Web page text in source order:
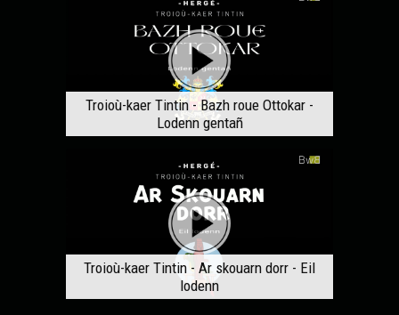
Troioù-kaer Tintin - Bazh roue Ottokar -
Lodenn gentañ
Troioù-kaer Tintin - Ar skouarn dorr - Eil
lodenn